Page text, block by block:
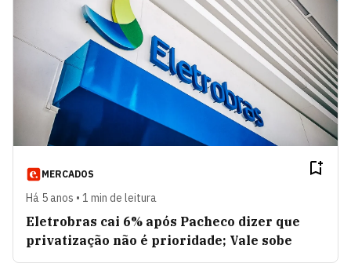
MERCADOS
Há 5 anos • 1 min de leitura
Eletrobras cai 6% após Pacheco dizer que
privatização não é prioridade; Vale sobe